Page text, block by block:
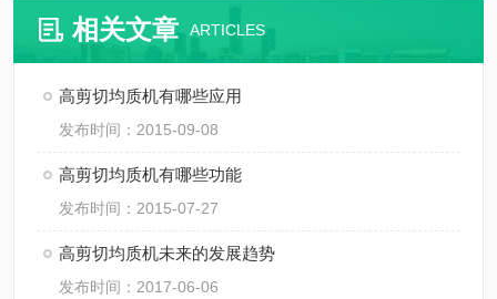
相关文章 ARTICLES
高剪切均质机有哪些应用
发布时间：2015-09-08
高剪切均质机有哪些功能
发布时间：2015-07-27
高剪切均质机未来的发展趋势
发布时间：2017-06-06